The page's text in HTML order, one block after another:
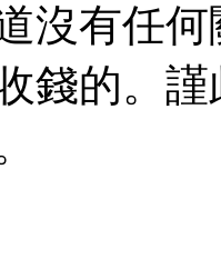
沒有任
錢的。